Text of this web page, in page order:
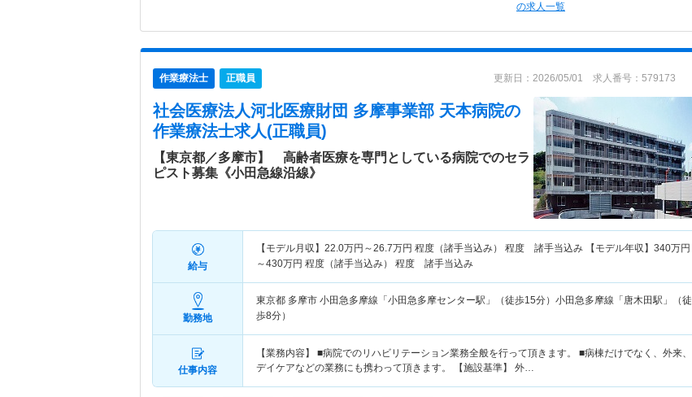
の求人一覧
作業療法士 正職員 更新日：2026/05/01 求人番号：579173
社会医療法人河北医療財団 多摩事業部 天本病院の
作業療法士求人(正職員)
【東京都／多摩市】 高齢者医療を専門としている病院でのセラ
ピスト募集《小田急線沿線》
給与
【モデル月収】 22.0万円～26.7万円 程度（諸手当込み） 程度 諸手当込み 【モデル年収】 340万円
～430万円 程度（諸手当込み） 程度 諸手当込み
勤務地
東京都 多摩市 小田急多摩線「小田急多摩センター駅」（徒歩15分）小田急多摩線「唐木田駅」（徒
歩8分）
仕事内容
【業務内容】 ■病院でのリハビリテーション業務全般を行って頂きます。 ■病棟だけでなく、外来、
デイケアなどの業務にも携わって頂きます。 【施設基準】 外…